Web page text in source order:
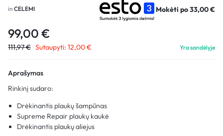
in CELEMI Mokėti po33,00€
99,00 €
111,97€ Sutaupyti: 12,00€ Yra sandėlyje
Aprašymas
Rinkinį sudaro:
Drėkinantis plaukų šampūnas
Supreme Repair plaukų kaukė
Drėkinantis plaukų aliejus